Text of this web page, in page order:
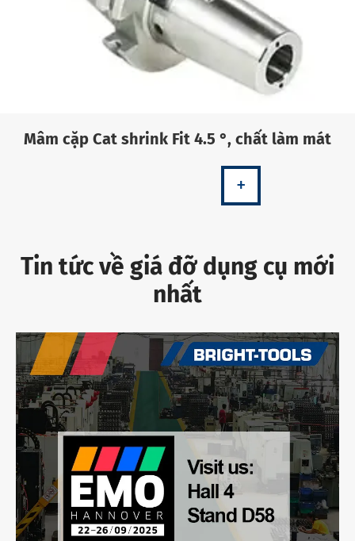
Mâm cặp Cat shrink Fit 4.5 °, chất làm mát
+
Tin tức về giá đỡ dụng cụ mới
nhất